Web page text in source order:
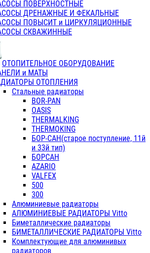
ПОВЕРХНОСТНЫЕ
ДРЕНАЖНЫЕ И ФЕКАЛЬНЫЕ
ПОВЫСИТ и ЦИРКУЛЯЦИОННЫЕ
СКВАЖИННЫЕ
ОТОПИТЕЛЬНОЕ ОБОРУДОВАНИЕ
и МАТЫ
ОТОПЛЕНИЯ
Стальные радиаторы
BOR-PAN
OASIS
THERMALKING
THERMOKING
БОР-САН(старое поступление, 11й
и 33й тип)
БОРСАН
AZARIO
VALFEX
500
300
Алюминиевые радиаторы
АЛЮМИНИЕВЫЕ РАДИАТОРЫ Vitto
Биметаллические радиаторы
БИМЕТАЛЛИЧЕСКИЕ РАДИАТОРЫ Vitto
Комплектующие для алюминивых
радиаторов